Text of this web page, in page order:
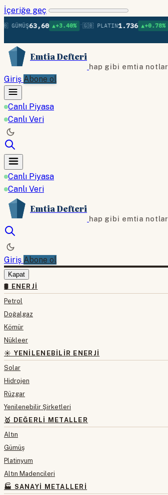
İçeriğe geç
63,60 ▲+3.40% •🇬🇧 PLATIN1.736 ▲+0.78% •🇬🇧
Emtia Defteri
hap gibi emtia
Giriş Abone ol
Canlı Piyasa
Canlı Veri
Canlı Piyasa
Canlı Veri
Emtia Defteri
hap gibi emtia
Giriş Abone ol
Kapat
🛢 ENERJI
Petrol
Doğalgaz
Kömür
Nükleer
☀️ YENILENEBILIR ENERJI
Solar
Hidrojen
Rüzgar
Yenilenebilir Şirketleri
🥇 DEĞERLI METALLER
Altın
Gümüş
Platinyum
Altın Madencileri
🏭 SANAYI METALLERI